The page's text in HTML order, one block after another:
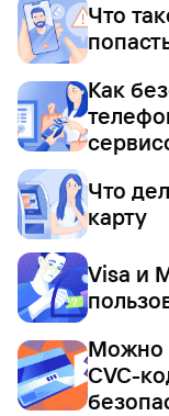
Что
Как
Что
карту
Visa и
Можно
CVC-